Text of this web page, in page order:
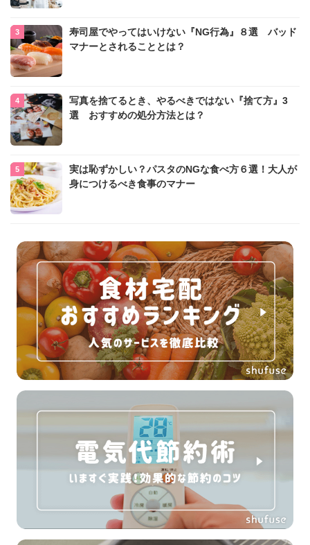
寿司屋でやってはいけない『NG行為』８選 バッド
マナーとされることとは？
写真を捨てるとき、やるべきではない『捨て方』3
選 おすすめの処分方法とは？
実は恥ずかしい？パスタのNGな食べ方６選！大人が
身につけるべき食事のマナー